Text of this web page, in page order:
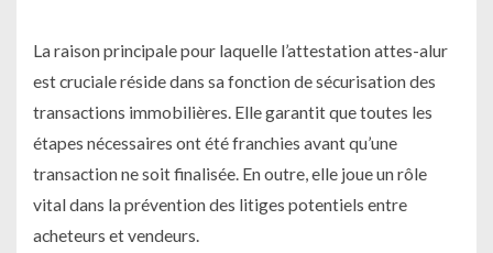
La raison principale pour laquelle l’attestation attes-alur
est cruciale réside dans sa fonction de sécurisation des
transactions immobilières. Elle garantit que toutes les
étapes nécessaires ont été franchies avant qu’une
transaction ne soit finalisée. En outre, elle joue un rôle
vital dans la prévention des litiges potentiels entre
acheteurs et vendeurs.